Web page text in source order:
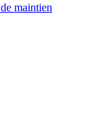
maintien